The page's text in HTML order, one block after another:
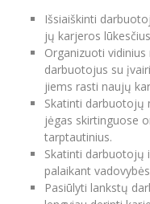
Išsiaiškinti
jų karjeros
Organizuoti
darbuotojus su
jiems rasti naujų
Skatinti darbuotojų
jėgas skirtinguose
tarptautinius.
Skatinti darbuotojų
palaikant
Pasiūlyti lankstų